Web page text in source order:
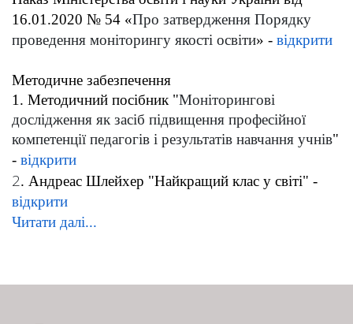
16.01.2020 № 54 «Про затвердження Порядку
проведення моніторингу якості освіти» - відкрити
Методичне забезпечення
1. Методичний посібник "Моніторингові
дослідження як засіб підвищення професійної
компетенції педагогів і результатів навчання учнів"
- відкрити
2. Андреас Шлейхер "Найкращий клас у світі" -
відкрити
Читати далі...